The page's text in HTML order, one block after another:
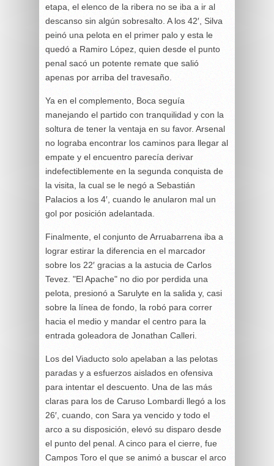
etapa, el elenco de la ribera no se iba a ir al
descanso sin algún sobresalto. A los 42′, Silva
peinó una pelota en el primer palo y esta le
quedó a Ramiro López, quien desde el punto
penal sacó un potente remate que salió
apenas por arriba del travesaño.
Ya en el complemento, Boca seguía
manejando el partido con tranquilidad y con la
soltura de tener la ventaja en su favor. Arsenal
no lograba encontrar los caminos para llegar al
empate y el encuentro parecía derivar
indefectiblemente en la segunda conquista de
la visita, la cual se le negó a Sebastián
Palacios a los 4′, cuando le anularon mal un
gol por posición adelantada.
Finalmente, el conjunto de Arruabarrena iba a
lograr estirar la diferencia en el marcador
sobre los 22′ gracias a la astucia de Carlos
Tevez. "El Apache" no dio por perdida una
pelota, presionó a Sarulyte en la salida y, casi
sobre la línea de fondo, la robó para correr
hacia el medio y mandar el centro para la
entrada goleadora de Jonathan Calleri.
Los del Viaducto solo apelaban a las pelotas
paradas y a esfuerzos aislados en ofensiva
para intentar el descuento. Una de las más
claras para los de Caruso Lombardi llegó a los
26′, cuando, con Sara ya vencido y todo el
arco a su disposición, elevó su disparo desde
el punto del penal. A cinco para el cierre, fue
Campos Toro el que se animó a buscar el arco